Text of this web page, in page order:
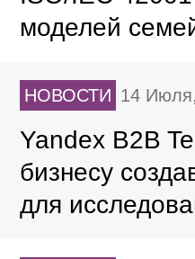
моделей
НОВОСТИ 14 Июля,
Yandex B2B
бизнесу
для